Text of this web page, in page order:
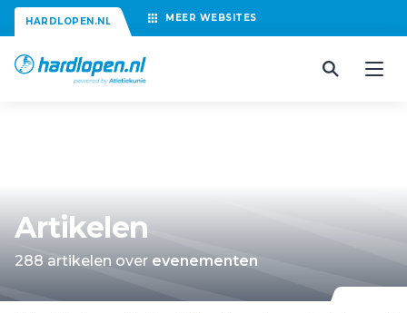
HARDLOPEN.NL MEER WEBSITES
Artikelen
288 artikelen over evenementen